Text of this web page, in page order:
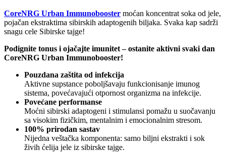
CoreNRG Urban Immunobooster moćan koncentrat soka od jele,
pojačan ekstraktima sibirskih adaptogenih biljaka. Svaka kap sadrži
snagu cele Sibirske tajge!
Podignite tonus i ojačajte imunitet – ostanite aktivni svaki dan
CoreNRG Urban Immunobooster!
Pouzdana zaštita od infekcija
Aktivne supstance poboljšavaju funkcionisanje imunog
sistema, povećavajući otpornost organizma na infekcije.
Povećane performanse
Moćni sibirski adaptogeni i stimulansi pomažu u suočavanju
sa visokim fizičkim, mentalnim i emocionalnim stresom.
100% prirodan sastav
Nijedna veštačka komponenta: samo biljni ekstrakti i sok
živih ćelija jele iz sibirske tajge.